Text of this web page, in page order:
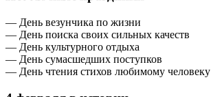
— День везунчика по жизни
— День поиска своих сильных качеств
— День культурного отдыха
— День сумасшедших поступков
— День чтения стихов любимому человеку